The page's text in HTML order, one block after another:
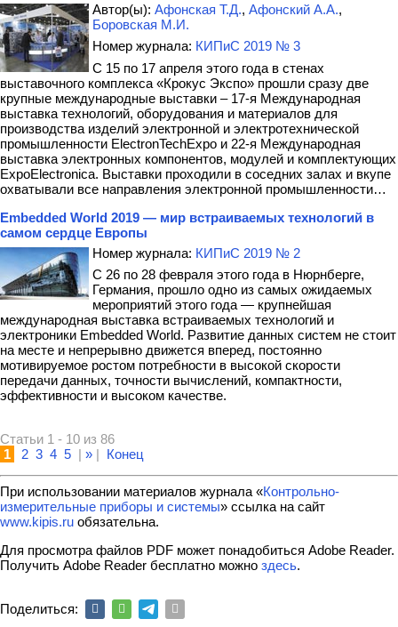
Автор(ы): Афонская Т.Д., Афонский А.А.,
Боровская М.И.
Номер журнала: КИПиС 2019 № 3
С 15 по 17 апреля этого года в стенах
выставочного комплекса «Крокус Экспо» прошли сразу две
крупные международные выставки – 17-я Международная
выставка технологий, оборудования и материалов для
производства изделий электронной и электротехнической
промышленности ElectronTechExpo и 22-я Международная
выставка электронных компонентов, модулей и комплектующих
ExpoElectronica. Выставки проходили в соседних залах и вкупе
охватывали все направления электронной промышленности…
Embedded World 2019 — мир встраиваемых технологий в
самом сердце Европы
Номер журнала: КИПиС 2019 № 2
С 26 по 28 февраля этого года в Нюрнберге,
Германия, прошло одно из самых ожидаемых
мероприятий этого года — крупнейшая
международная выставка встраиваемых технологий и
электроники Embedded World. Развитие данных систем не стоит
на месте и непрерывно движется вперед, постоянно
мотивируемое ростом потребности в высокой скорости
передачи данных, точности вычислений, компактности,
эффективности и высоком качестве.
Статьи 1 - 10 из 86
1
2 3 4 5 | » | Конец
При использовании материалов журнала «Контрольно-
измерительные приборы и системы» ссылка на сайт
www.kipis.ru обязательна.
Для просмотра файлов PDF может понадобиться Adobe Reader.
Получить Adobe Reader бесплатно можно здесь.
Поделиться: